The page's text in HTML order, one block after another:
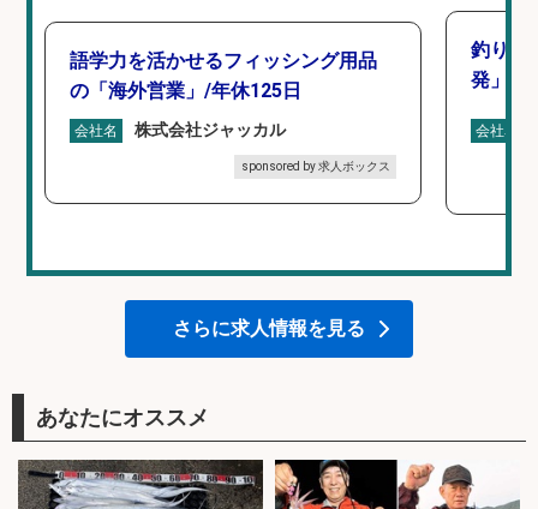
語学力を活かせるフィッシング用品
の「海外営業」/年休125日
会社名 株式会社ジャッカル
sponsored by 求人ボックス
釣り好
発」/
会社名
さらに求人情報を見る
あなたにオススメ